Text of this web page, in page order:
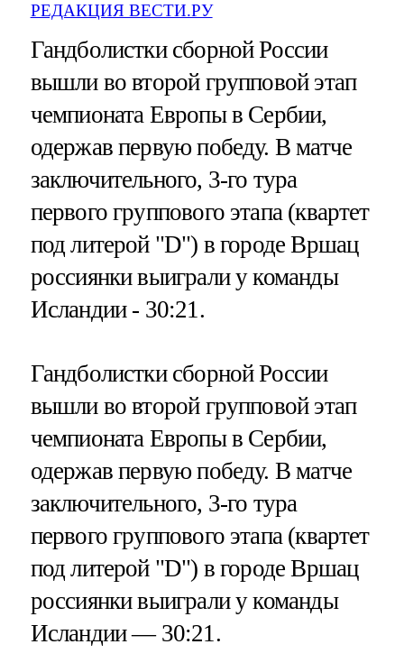
РЕДАКЦИЯ ВЕСТИ.РУ
Гандболистки сборной России
вышли во второй групповой этап
чемпионата Европы в Сербии,
одержав первую победу. В матче
заключительного, 3-го тура
первого группового этапа (квартет
под литерой "D") в городе Вршац
россиянки выиграли у команды
Исландии - 30:21.
Гандболистки сборной России
вышли во второй групповой этап
чемпионата Европы в Сербии,
одержав первую победу. В матче
заключительного, 3-го тура
первого группового этапа (квартет
под литерой "D") в городе Вршац
россиянки выиграли у команды
Исландии — 30:21.